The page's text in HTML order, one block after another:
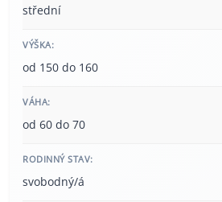
střední
VÝŠKA:
od 150 do 160
VÁHA:
od 60 do 70
RODINNÝ STAV:
svobodný/á